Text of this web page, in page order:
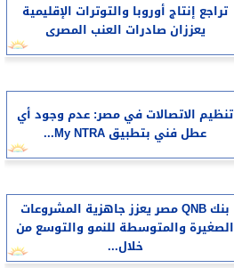
تراجع إنتاج أوروبا والتوترات الإقليمية
يعززان صادرات العنب المصرى
تنظيم الاتصالات في مصر: عدم وجود أي
عطل فني بتطبيق My NTRA...
بنك QNB مصر يعزز جاهزية المشروعات
الصغيرة والمتوسطة للنمو والتوسع من
خلال...